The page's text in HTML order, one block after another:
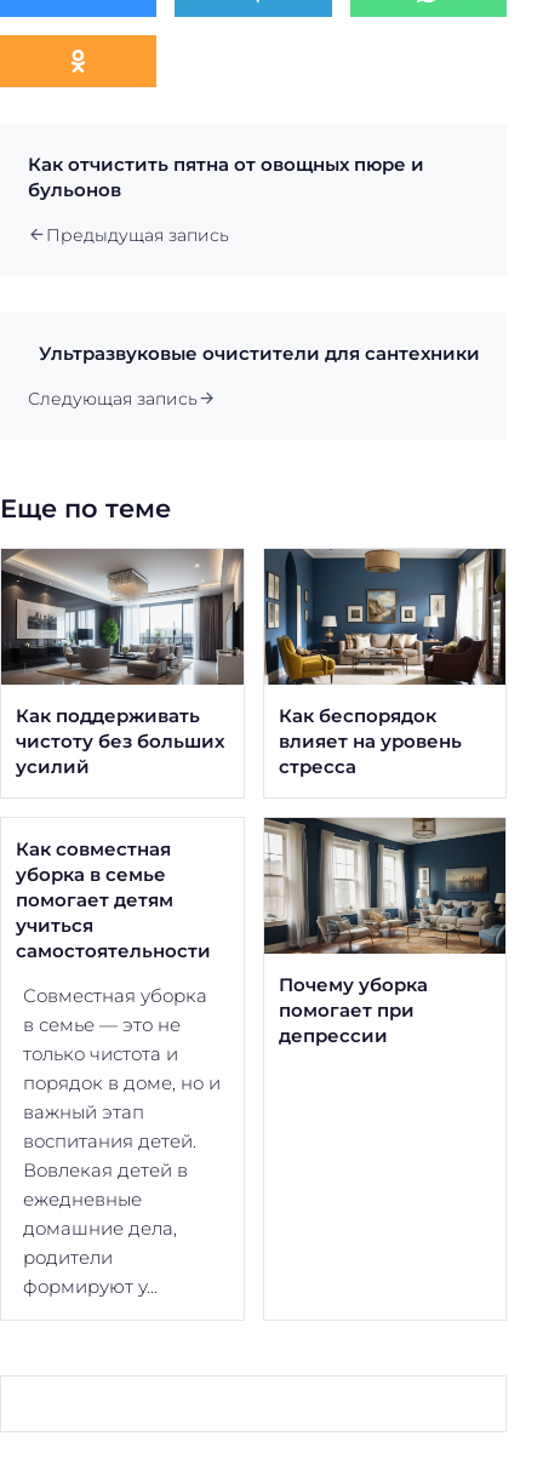
Как отчистить пятна от овощных пюре и
бульонов
Предыдущая запись
Ультразвуковые очистители для сантехники
Следующая запись
Еще по теме
Как поддерживать
чистоту без больших
усилий
Как беспорядок
влияет на уровень
стресса
Как совместная
уборка в семье
помогает детям
учиться
самостоятельности
Совместная уборка
в семье — это не
только чистота и
порядок в доме, но и
важный этап
воспитания детей.
Вовлекая детей в
ежедневные
домашние дела,
родители
формируют у...
Почему уборка
помогает при
депрессии